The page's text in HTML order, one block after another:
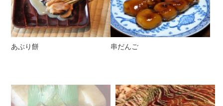
あぶり餅 串だんご